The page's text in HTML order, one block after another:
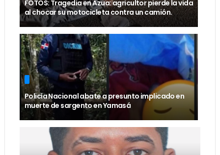
FOTOS: Tragedia en Azua: agricultor pierde la vida
al chocar su motocicleta contra un camión.
Policía Nacional abate a presunto implicado en
muerte de sargento en Yamasá